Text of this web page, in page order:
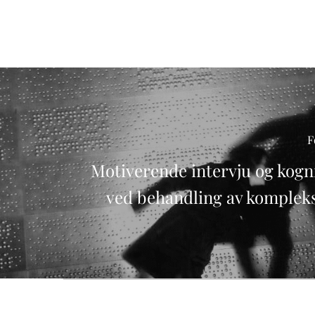
Motiverende intervju og
ved behandling av